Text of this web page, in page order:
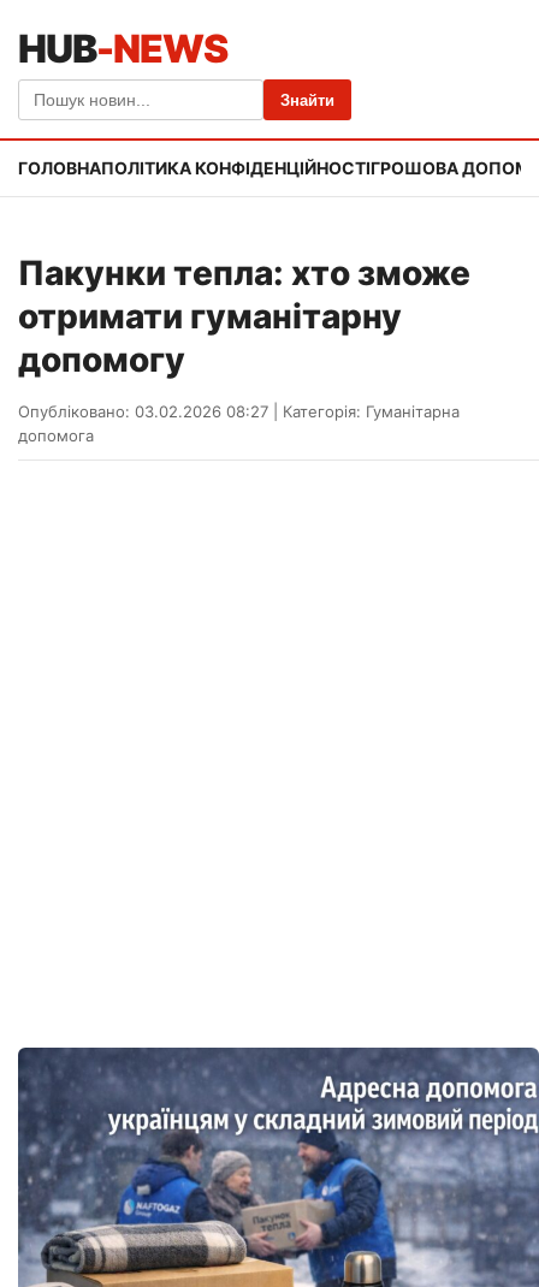
HUB-NEWS
Знайти
ГОЛОВНАПОЛІТИКА КОНФІДЕНЦІЙНОСТІГРОШОВА
Пакунки тепла: хто зможе
отримати гуманітарну
допомогу
Опубліковано: 03.02.2026 08:27 Категорія: Гуманітарна
допомога